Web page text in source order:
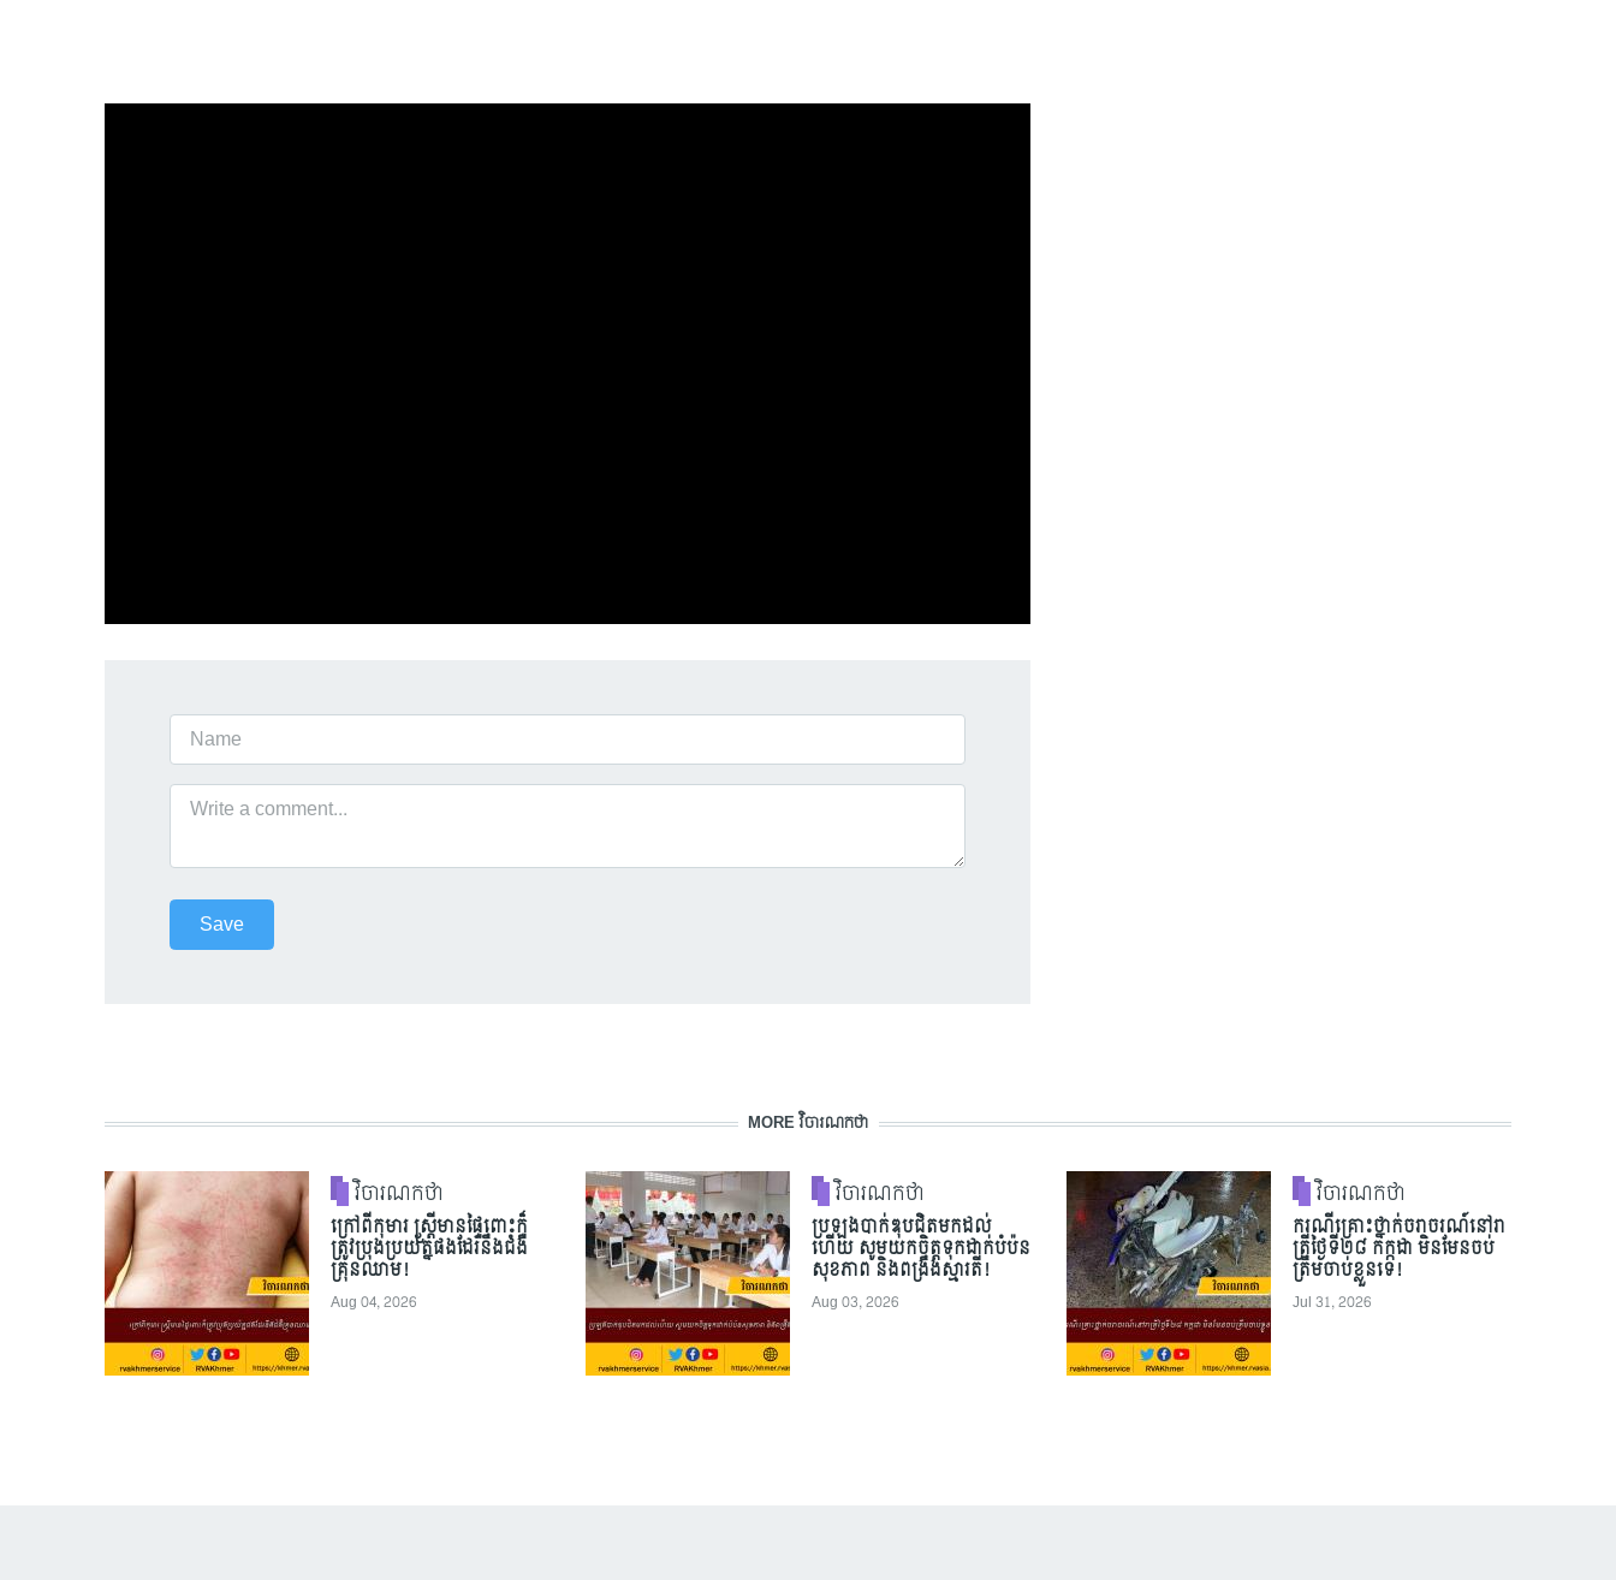
MORE វិចារណកថា
វិចារណកថា
ក្រៅពីកុមារ ស្ត្រីមានផ្ទៃពោះក៏
ត្រូវប្រុងប្រយ័ត្នផងដែរនឹងជំងឺ
គ្រុនឈាម!
Aug 04, 2026
វិចារណកថា
ប្រឡងបាក់ឌុបជិតមកដល់
ហើយ សូមយកចិត្តទុកដាក់បំប៉ន
សុខភាព និងពង្រឹងស្មារតី!
Aug 03, 2026
វិចារណកថា
ករណីគ្រោះថ្នាក់ចរាចរណ៍នៅរា
ត្រីថ្ងៃទី២៨ កក្កដា មិនមែនចប់
ត្រឹមចាប់ខ្លួនទេ!
Jul 31, 2026